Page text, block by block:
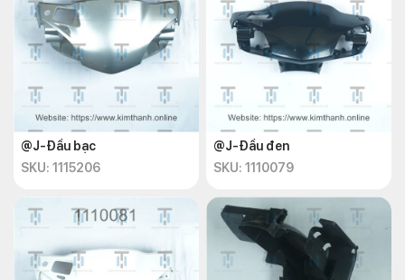
@J-Đầu bạc
SKU: 1115206
@J-Đầu đen
SKU: 1110079